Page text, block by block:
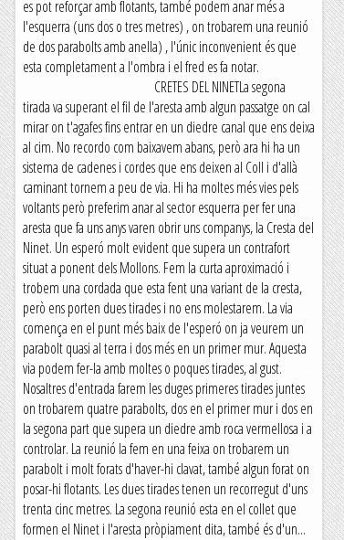
es pot reforçar amb flotants, també podem anar més a
l'esquerra (uns dos o tres metres) , on trobarem una reunió
de dos parabolts amb anella) , l'únic inconvenient és que
esta completament a l'ombra i el fred es fa notar.
CRETES DEL NINETLa segona
tirada va superant el fil de l'aresta amb algun passatge on cal
mirar on t'agafes fins entrar en un diedre canal que ens deixa
al cim. No recordo com baixavem abans, però ara hi ha un
sistema de cadenes i cordes que ens deixen al Coll i d'allà
caminant tornem a peu de via. Hi ha moltes més vies pels
voltants però preferim anar al sector esquerra per fer una
aresta que fa uns anys varen obrir uns companys, la Cresta del
Ninet. Un esperó molt evident que supera un contrafort
situat a ponent dels Mollons. Fem la curta aproximació i
trobem una cordada que esta fent una variant de la cresta,
però ens porten dues tirades i no ens molestarem. La via
comença en el punt més baix de l'esperó on ja veurem un
parabolt quasi al terra i dos més en un primer mur. Aquesta
via podem fer-la amb moltes o poques tirades, al gust.
Nosaltres d'entrada farem les duges primeres tirades juntes
on trobarem quatre parabolts, dos en el primer mur i dos en
la segona part que supera un diedre amb roca vermellosa i a
controlar. La reunió la fem en una feixa on trobarem un
parabolt i molt forats d'haver-hi clavat, també algun forat on
posar-hi flotants. Les dues tirades tenen un recorregut d'uns
trenta cinc metres. La segona reunió esta en el collet que
formen el Ninet i l'aresta pròpiament dita, també és d'un...